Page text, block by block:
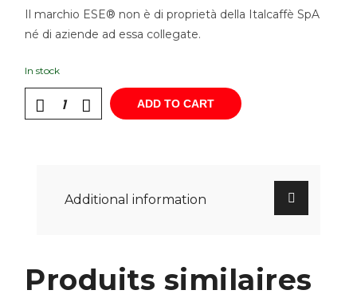
Il marchio ESE® non è di proprietà della Italcaffè SpA
né di aziende ad essa collegate.
In stock
ADD TO CART
Additional information
Produits similaires